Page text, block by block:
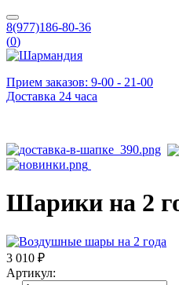
8(977)186-80-36
(0)
Прием заказов: 9-00 - 21-00
Доставка 24 часа
Шарики на 2
3 010 ₽
Артикул: